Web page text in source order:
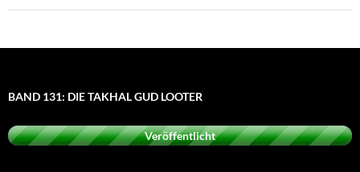
BAND 131: DIE TAKHAL GUD LOOTER
Veröffentlicht